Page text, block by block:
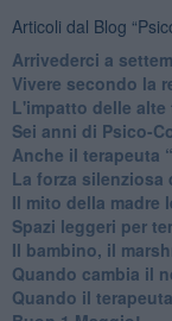
Articoli dal Blog
​Arrivederci a
​Vivere secondo la
​L'impatto delle alte
Sei anni di Psico-
​Anche il terapeuta
​La forza silenziosa
​Il mito della madre
Spazi leggeri per
Il bambino, il
​Quando cambia il
​Quando il